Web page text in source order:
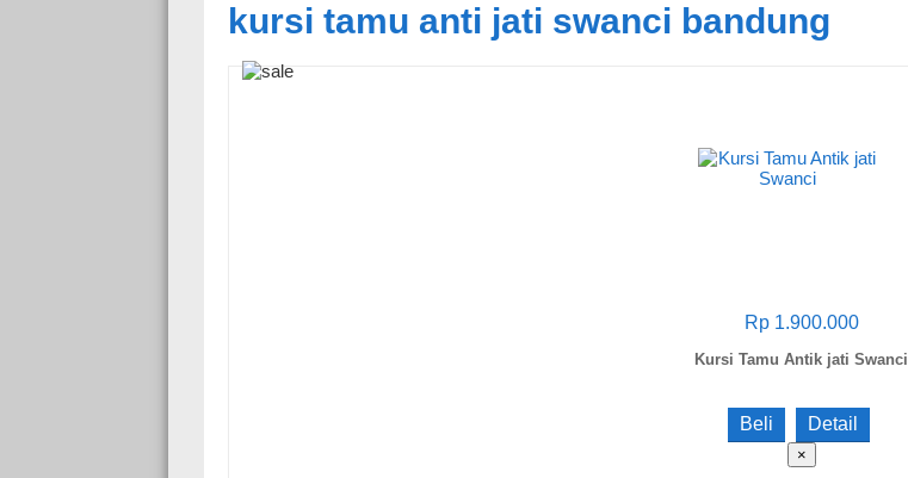
kursi tamu anti jati swanci bandung
Rp 1.900.000
Kursi Tamu Antik jati Swanci
Beli Detail
×